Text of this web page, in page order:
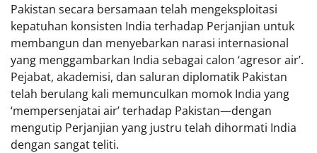
Pakistan secara bersamaan telah mengeksploitasi
kepatuhan konsisten India terhadap Perjanjian untuk
membangun dan menyebarkan narasi internasional
yang menggambarkan India sebagai calon ‘agresor air’.
Pejabat, akademisi, dan saluran diplomatik Pakistan
telah berulang kali memunculkan momok India yang
‘mempersenjatai air’ terhadap Pakistan—dengan
mengutip Perjanjian yang justru telah dihormati India
dengan sangat teliti.